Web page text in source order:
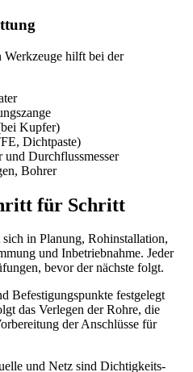
hilft bei der
Kupfer)
Dichtpaste)
und Durchflussmesser
Bohrer
für Schritt
in Planung, Rohinstallation,
und Inbetriebnahme. Jeder
bevor der nächste folgt.
Befestigungspunkte festgelegt
das Verlegen der Rohre, die
der Anschlüsse für
und Netz sind Dichtigkeits-